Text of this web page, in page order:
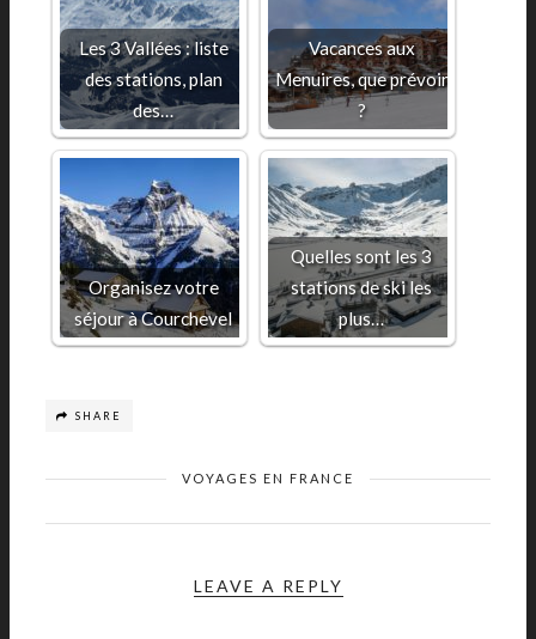
Les 3 Vallées : liste
des stations, plan
des…
Vacances aux
Menuires, que prévoir
?
Organisez votre
séjour à Courchevel
Quelles sont les 3
stations de ski les
plus…
SHARE
VOYAGES EN FRANCE
LEAVE A REPLY